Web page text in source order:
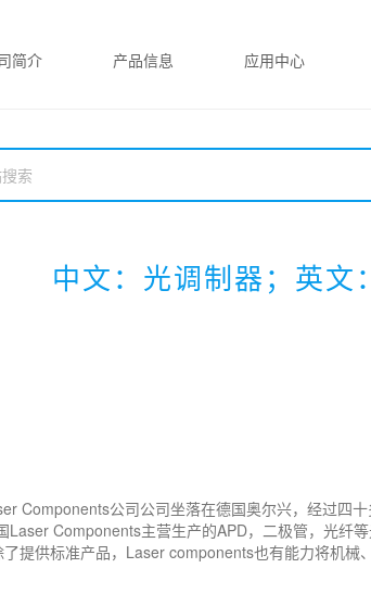
简介 产品信息 应用中心
中文：光调制器；英
Components公司公司坐落在德国奥尔兴，经过四十
Components主营生产的APD，二极管，光纤
提供标准产品，Laser components也有能力将机械